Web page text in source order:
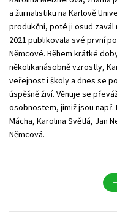
a žurnalistiku na Karlově
produkční, poté ji osud zavál
2021 publikovala své první
Němcové. Během krátké
několikanásobně vzrostly,
veřejnost i školy a dnes se
úspěšně živí. Věnuje se
osobnostem, jimiž jsou např.
Mácha, Karolina Světlá, Jan
Němcová.